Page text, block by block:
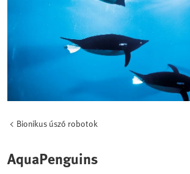
Bionikus úszó robotok
AquaPenguins